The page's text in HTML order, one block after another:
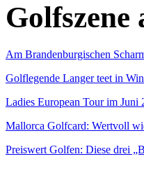
Golfszene
Am Brandenburgischen
Golflegende Langer teet in
Ladies European Tour im Juni
Mallorca Golfcard: Wertvoll
Preiswert Golfen: Diese drei